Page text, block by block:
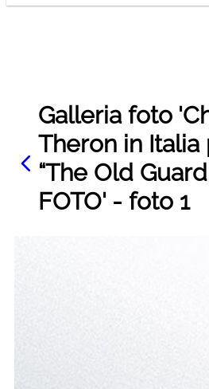
Galleria foto
Theron in
“The Old Guard
FOTO' - foto 1